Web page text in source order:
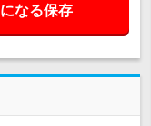
なる保存